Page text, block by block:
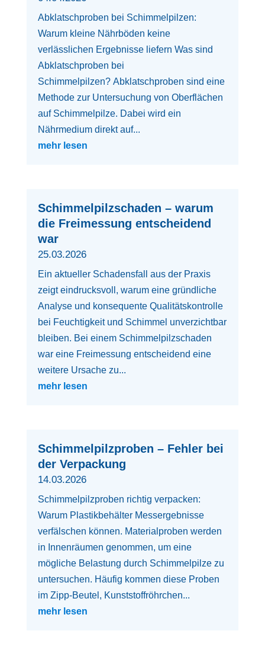
Abklatschproben bei Schimmelpilzen:
Warum kleine Nährböden keine
verlässlichen Ergebnisse liefern Was sind
Abklatschproben bei
Schimmelpilzen? Abklatschproben sind eine
Methode zur Untersuchung von Oberflächen
auf Schimmelpilze. Dabei wird ein
Nährmedium direkt auf...
mehr lesen
Schimmelpilzschaden – warum
die Freimessung entscheidend
war
25.03.2026
Ein aktueller Schadensfall aus der Praxis
zeigt eindrucksvoll, warum eine gründliche
Analyse und konsequente Qualitätskontrolle
bei Feuchtigkeit und Schimmel unverzichtbar
bleiben. Bei einem Schimmelpilzschaden
war eine Freimessung entscheidend eine
weitere Ursache zu...
mehr lesen
Schimmelpilzproben – Fehler bei
der Verpackung
14.03.2026
Schimmelpilzproben richtig verpacken:
Warum Plastikbehälter Messergebnisse
verfälschen können. Materialproben werden
in Innenräumen genommen, um eine
mögliche Belastung durch Schimmelpilze zu
untersuchen. Häufig kommen diese Proben
im Zipp-Beutel, Kunststoffröhrchen...
mehr lesen